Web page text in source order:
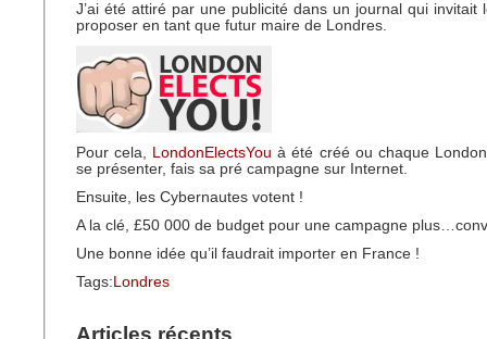
J’ai été attiré par une publicité dans un journal qui invitait
proposer en tant que futur maire de Londres.
Pour cela, LondonElectsYou à été créé ou chaque
se présenter, fais sa pré campagne sur Internet.
Ensuite, les Cybernautes votent !
A la clé, £50 000 de budget pour une campagne
Une bonne idée qu’il faudrait importer en France !
Tags: Londres
Articles récents